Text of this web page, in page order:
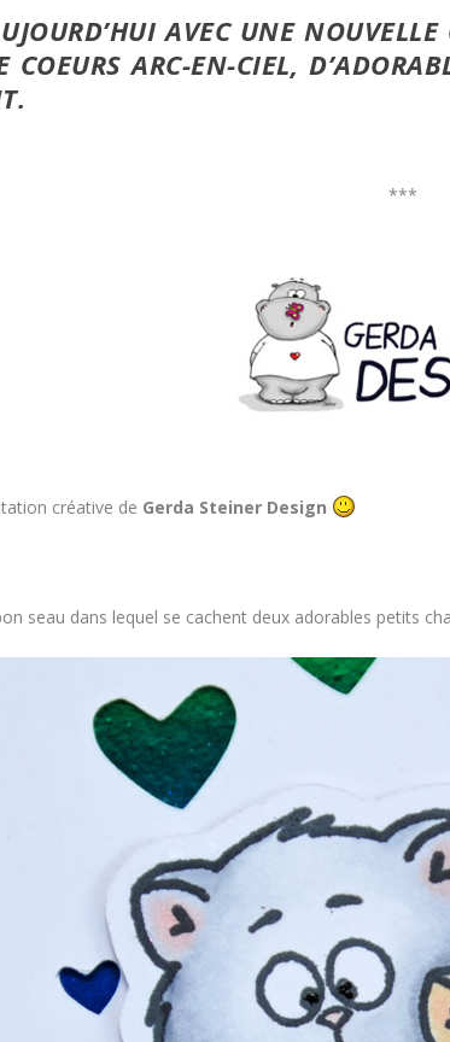
AVEC UNE
COEURS ARC-EN-CIEL,
***
créative de Gerda Steiner Design
seau dans lequel se cachent deux adorables petits